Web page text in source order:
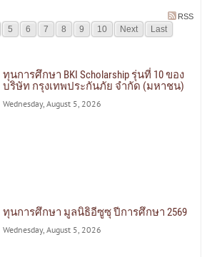
RSS
5 6 7 8 9 10 Next Last
ทุนการศึกษา BKI Scholarship รุ่นที่ 10 ของ
บริษัท กรุงเทพประกันภัย จำกัด (มหาชน)
Wednesday, August 5, 2026
ทุนการศึกษา มูลนิธิอีซูซุ ปีการศึกษา 2569
Wednesday, August 5, 2026